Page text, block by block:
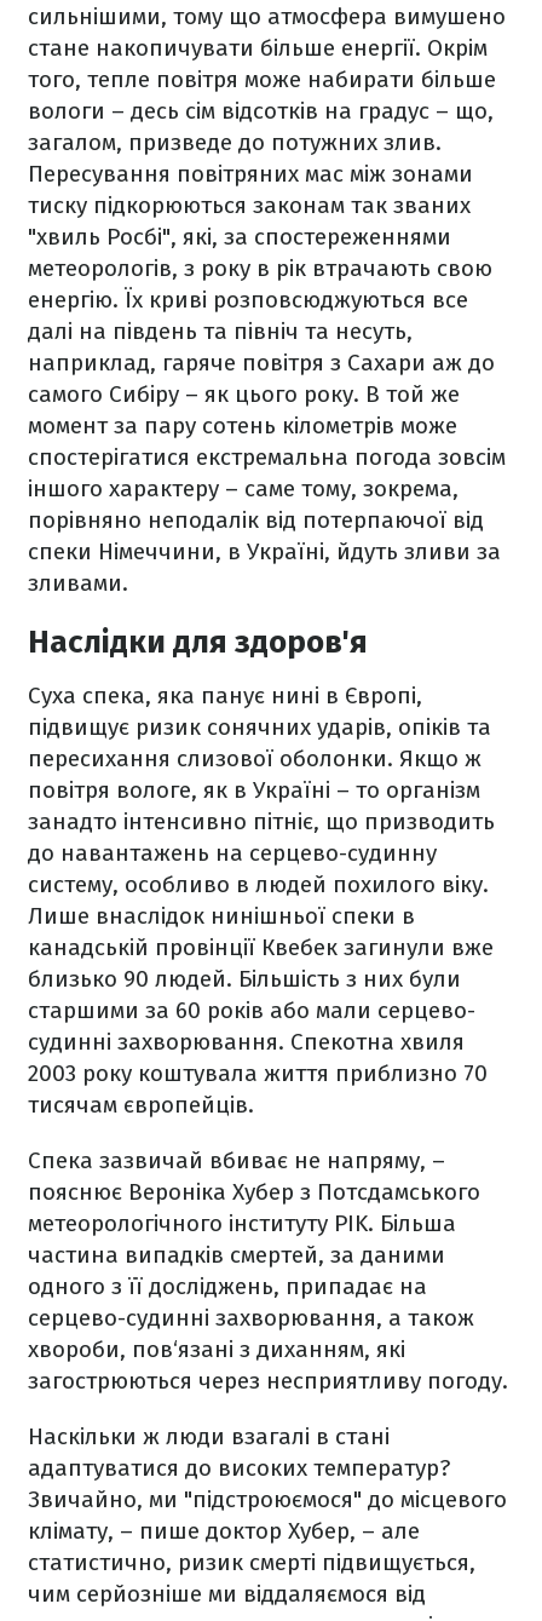
сильнішими, тому що атмосфера вимушено
стане накопичувати більше енергії. Окрім
того, тепле повітря може набирати більше
вологи – десь сім відсотків на градус – що,
загалом, призведе до потужних злив.
Пересування повітряних мас між зонами
тиску підкорюються законам так званих
"хвиль Росбі", які, за спостереженнями
метеорологів, з року в рік втрачають свою
енергію. Їх криві розповсюджуються все
далі на південь та північ та несуть,
наприклад, гаряче повітря з Сахари аж до
самого Сибіру – як цього року. В той же
момент за пару сотень кілометрів може
спостерігатися екстремальна погода зовсім
іншого характеру – саме тому, зокрема,
порівняно неподалік від потерпаючої від
спеки Німеччини, в Україні, йдуть зливи за
зливами.
Наслідки для здоров'я
Суха спека, яка панує нині в Європі,
підвищує ризик сонячних ударів, опіків та
пересихання слизової оболонки. Якщо ж
повітря вологе, як в Україні – то організм
занадто інтенсивно пітніє, що призводить
до навантажень на серцево-судинну
систему, особливо в людей похилого віку.
Лише внаслідок нинішньої спеки в
канадській провінції Квебек загинули вже
близько 90 людей. Більшість з них були
старшими за 60 років або мали серцево-
судинні захворювання. Спекотна хвиля
2003 року коштувала життя приблизно 70
тисячам європейців.
Спека зазвичай вбиває не напряму, –
пояснює Вероніка Хубер з Потсдамського
метеорологічного інституту PIK. Більша
частина випадків смертей, за даними
одного з її досліджень, припадає на
серцево-судинні захворювання, а також
хвороби, пов‘язані з диханням, які
загострюються через несприятливу погоду.
Наскільки ж люди взагалі в стані
адаптуватися до високих температур?
Звичайно, ми "підстроюємося" до місцевого
клімату, – пише доктор Хубер, – але
статистично, ризик смерті підвищується,
чим серйозніше ми віддаляємося від